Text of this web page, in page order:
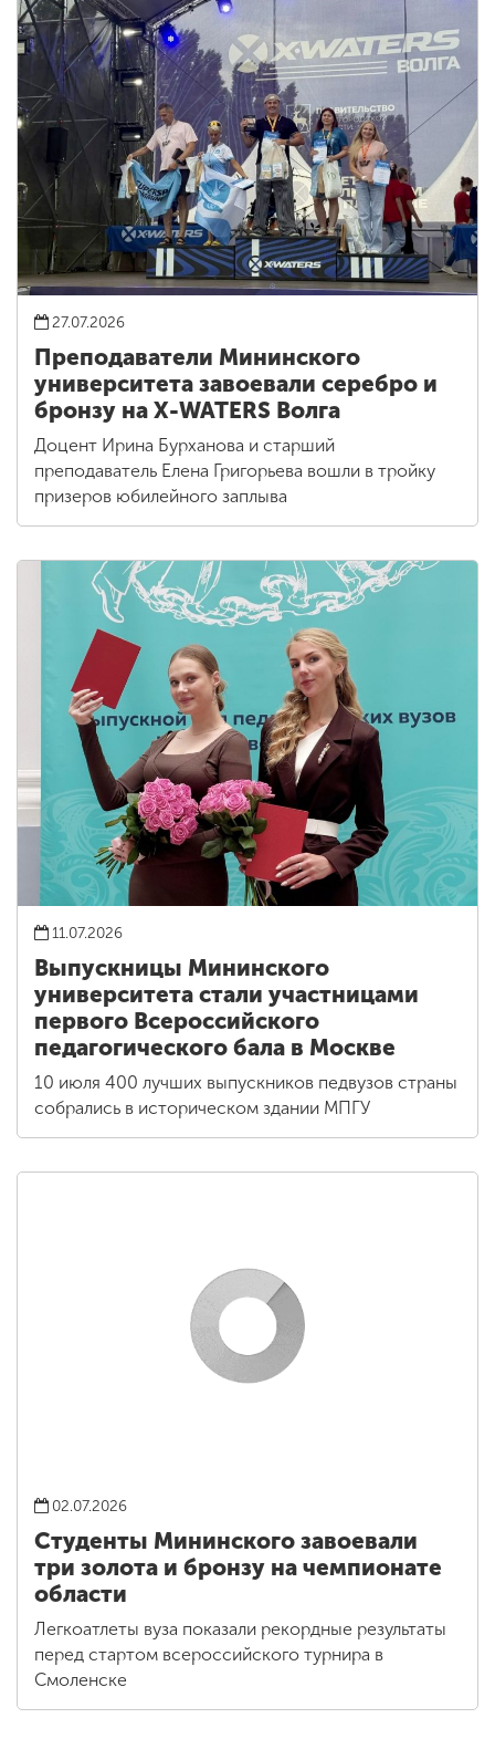
27.07.2026
Преподаватели Мининского
университета завоевали серебро и
бронзу на X-WATERS Волга
Доцент Ирина Бурханова и старший
преподаватель Елена Григорьева вошли в тройку
призеров юбилейного заплыва
11.07.2026
Выпускницы Мининского
университета стали участницами
первого Всероссийского
педагогического бала в Москве
10 июля 400 лучших выпускников педвузов страны
собрались в историческом здании МПГУ
02.07.2026
Студенты Мининского завоевали
три золота и бронзу на чемпионате
области
Легкоатлеты вуза показали рекордные результаты
перед стартом всероссийского турнира в
Смоленске